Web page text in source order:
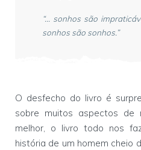
“... sonhos são
sonhos são sonhos.”
O desfecho do livro é
sobre muitos aspectos de
melhor, o livro todo nos
história de um homem cheio